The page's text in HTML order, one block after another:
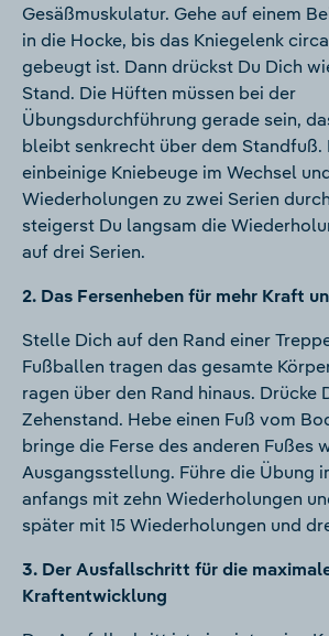
Gesäßmuskulatur. Gehe auf einem
in die Hocke, bis das Kniegelenk
gebeugt ist. Dann drückst Du Dich
Stand. Die Hüften müssen bei der
Übungsdurchführung gerade sein,
bleibt senkrecht über dem Standfuß.
einbeinige Kniebeuge im Wechsel
Wiederholungen zu zwei Serien
steigerst Du langsam die
auf drei Serien.
2. Das Fersenheben für mehr Kraft
Stelle Dich auf den Rand einer
Fußballen tragen das gesamte
ragen über den Rand hinaus. Drücke
Zehenstand. Hebe einen Fuß vom
bringe die Ferse des anderen Fußes
Ausgangsstellung. Führe die Übung
anfangs mit zehn Wiederholungen
später mit 15 Wiederholungen und
3. Der Ausfallschritt für die
Kraftentwicklung